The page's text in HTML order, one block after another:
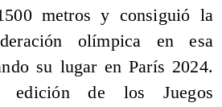
metros y consiguió la
olímpica en esa
su lugar en París 2024.
de los Juegos